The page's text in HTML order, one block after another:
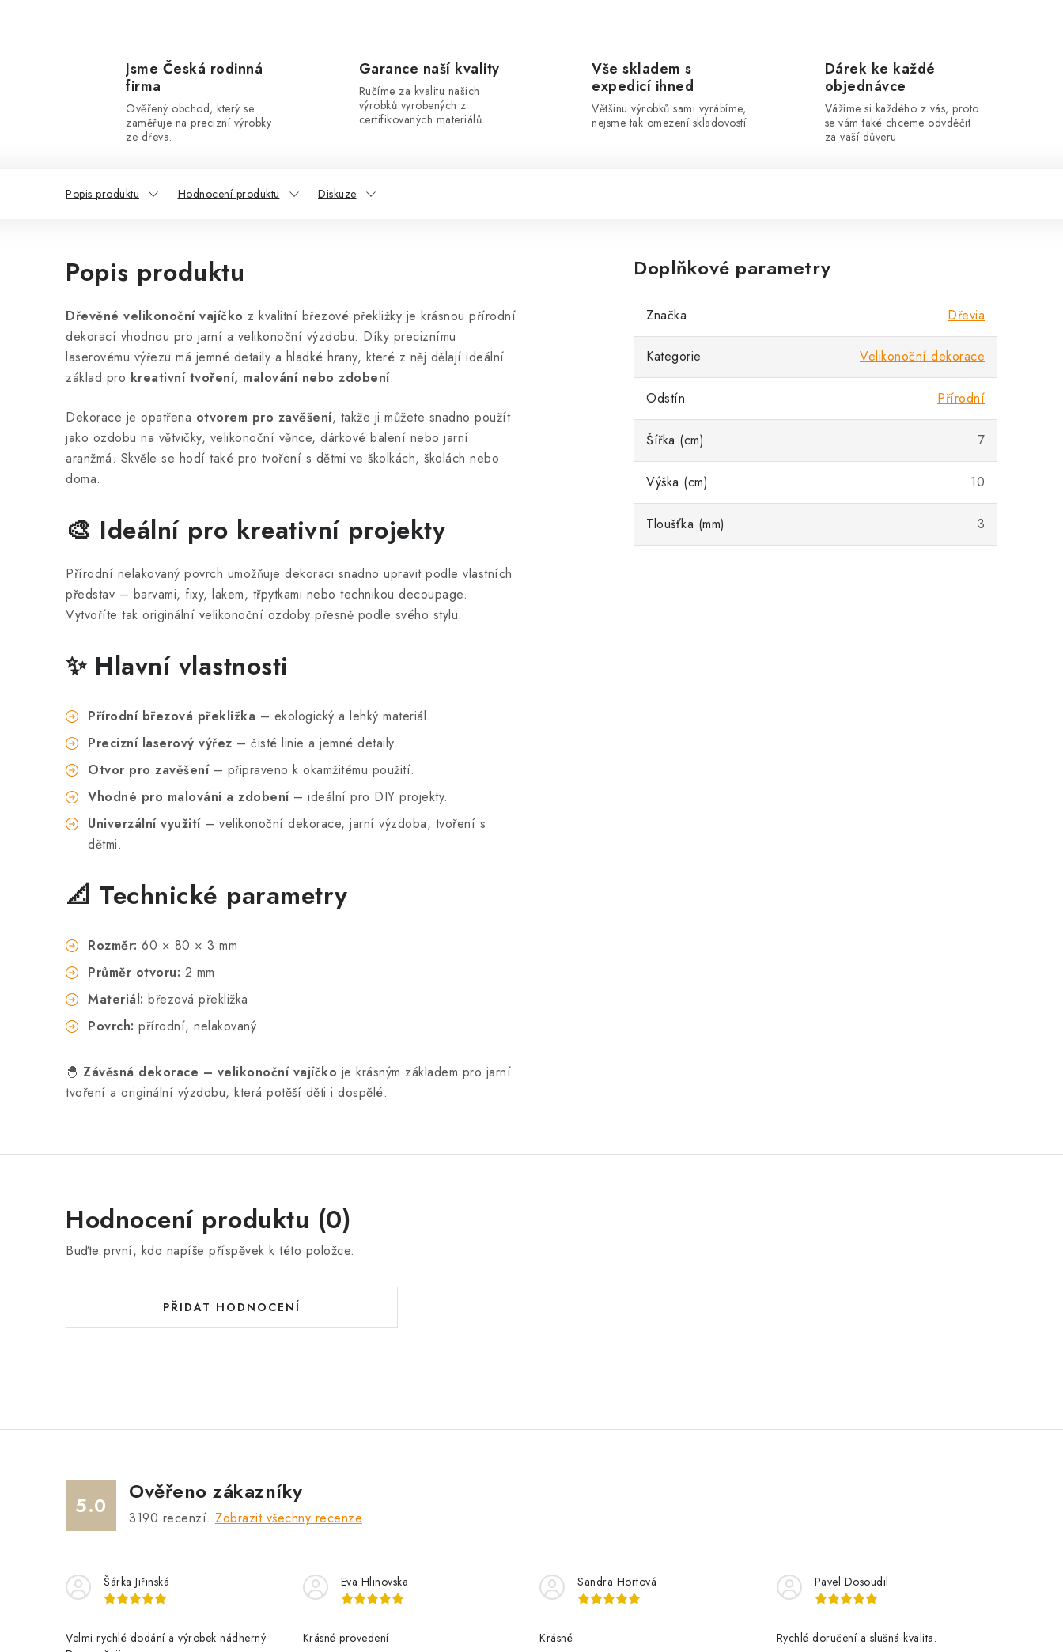
Jsme Česká rodinná
firma
Ověřený obchod, který se
zaměřuje na precizní výrobky
ze dřeva.
Garance naší kvality
Ručíme za kvalitu našich
výrobků vyrobených z
certifikovaných materiálů.
Vše skladem s
expedicí ihned
Většinu výrobků sami vyrábíme,
nejsme tak omezení skladovostí.
Dárek ke každé
objednávce
Vážíme si každého z vás, proto
se vám také chceme odvděčit
za vaší důveru.
Popis produktu Hodnocení produktu Diskuze
Popis produktu
Dřevěné velikonoční vajíčko z kvalitní březové překližky je krásnou přírodní
dekorací vhodnou pro jarní a velikonoční výzdobu. Díky preciznímu
laserovému výřezu má jemné detaily a hladké hrany, které z něj dělají ideální
základ pro kreativní tvoření, malování nebo zdobení.
Dekorace je opatřena otvorem pro zavěšení, takže ji můžete snadno použít
jako ozdobu na větvičky, velikonoční věnce, dárkové balení nebo jarní
aranžmá. Skvěle se hodí také pro tvoření s dětmi ve školkách, školách nebo
doma.
🎨 Ideální pro kreativní projekty
Přírodní nelakovaný povrch umožňuje dekoraci snadno upravit podle vlastních
představ – barvami, fixy, lakem, třpytkami nebo technikou decoupage.
Vytvoříte tak originální velikonoční ozdoby přesně podle svého stylu.
✨ Hlavní vlastnosti
Přírodní březová překližka – ekologický a lehký materiál.
Precizní laserový výřez – čisté linie a jemné detaily.
Otvor pro zavěšení– připraveno k okamžitému použití.
Vhodné pro malování a zdobení– ideální pro DIY projekty.
Univerzální využití– velikonoční dekorace, jarní výzdoba, tvoření s
dětmi.
📐 Technické parametry
Rozměr: 60 × 80 × 3 mm
Průměr otvoru: 2 mm
Materiál: březová překližka
Povrch: přírodní, nelakovaný
🐣 Závěsná dekorace – velikonoční vajíčko je krásným základem pro jarní
tvoření a originální výzdobu, která potěší děti i dospělé.
Doplňkové parametry
Značka Dřevia
Kategorie Velikonoční dekorace
Odstín Přírodní
Šířka (cm) 7
Výška (cm) 10
Tloušťka (mm) 3
Hodnocení produktu (0)
Buďte první, kdo napíše příspěvek k této položce.
PŘIDAT HODNOCENÍ
5.0
Ověřeno zákazníky
3190 recenzí. Zobrazit všechny recenze
Šárka Jiřinská
Velmi rychlé dodání a výrobek nádherný.
Eva Hlinovska
Krásné provedení
Sandra Hortová
Krásné
Pavel Dosoudil
Rychlé doručení a slušná kvalita.